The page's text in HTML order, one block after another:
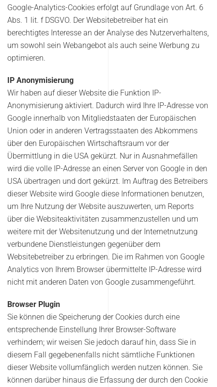
Google-Analytics-Cookies erfolgt auf Grundlage von Art. 6
Abs. 1 lit. f DSGVO. Der Websitebetreiber hat ein
berechtigtes Interesse an der Analyse des Nutzerverhaltens,
um sowohl sein Webangebot als auch seine Werbung zu
optimieren.
IP Anonymisierung
Wir haben auf dieser Website die Funktion IP-
Anonymisierung aktiviert. Dadurch wird Ihre IP-Adresse von
Google innerhalb von Mitgliedstaaten der Europäischen
Union oder in anderen Vertragsstaaten des Abkommens
über den Europäischen Wirtschaftsraum vor der
Übermittlung in die USA gekürzt. Nur in Ausnahmefällen
wird die volle IP-Adresse an einen Server von Google in den
USA übertragen und dort gekürzt. Im Auftrag des Betreibers
dieser Website wird Google diese Informationen benutzen,
um Ihre Nutzung der Website auszuwerten, um Reports
über die Websiteaktivitäten zusammenzustellen und um
weitere mit der Websitenutzung und der Internetnutzung
verbundene Dienstleistungen gegenüber dem
Websitebetreiber zu erbringen. Die im Rahmen von Google
Analytics von Ihrem Browser übermittelte IP-Adresse wird
nicht mit anderen Daten von Google zusammengeführt.
Browser Plugin
Sie können die Speicherung der Cookies durch eine
entsprechende Einstellung Ihrer Browser-Software
verhindern; wir weisen Sie jedoch darauf hin, dass Sie in
diesem Fall gegebenenfalls nicht sämtliche Funktionen
dieser Website vollumfänglich werden nutzen können. Sie
können darüber hinaus die Erfassung der durch den Cookie